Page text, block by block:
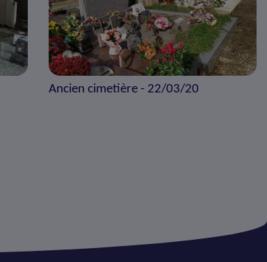
Ancien cimetière - 22/03/20